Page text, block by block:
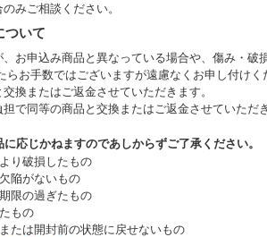
みご相談ください。
ついて
、お申込み商品と異なっている場合や、傷み・破
らお手数ではございますが遠慮なくお申し付けく
換またはご返金させていただきます。
で同等の商品と交換またはご返金させていただ
応じかねますのであしからずご了承ください。
り破損したもの
陥がないもの
限の過ぎたもの
もの
たは開封前の状態に戻せないもの